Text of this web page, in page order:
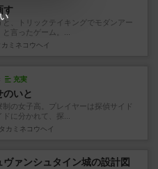
す
と、トリックテイキングでモダンアー
と言ったゲーム。...
ミネコウヘイ
充実
のいと
制の女子高。プレイヤーは探偵サイド
ドに分かれて、探...
カミネコウヘイ
ヴァンシュタイン城の設計図